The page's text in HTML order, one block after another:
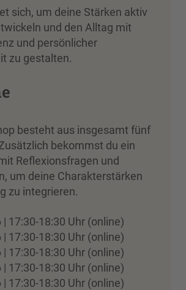
sich, um deine Stärken aktiv
und den Alltag mit
und persönlicher
zu gestalten.
besteht aus insgesamt fünf
bekommst du ein
Reflexionsfragen und
um deine Charakterstärken
zu integrieren.
17:30-18:30 Uhr (online)
17:30-18:30 Uhr (online)
17:30-18:30 Uhr (online)
17:30-18:30 Uhr (online)
17:30-18:30 Uhr (online)